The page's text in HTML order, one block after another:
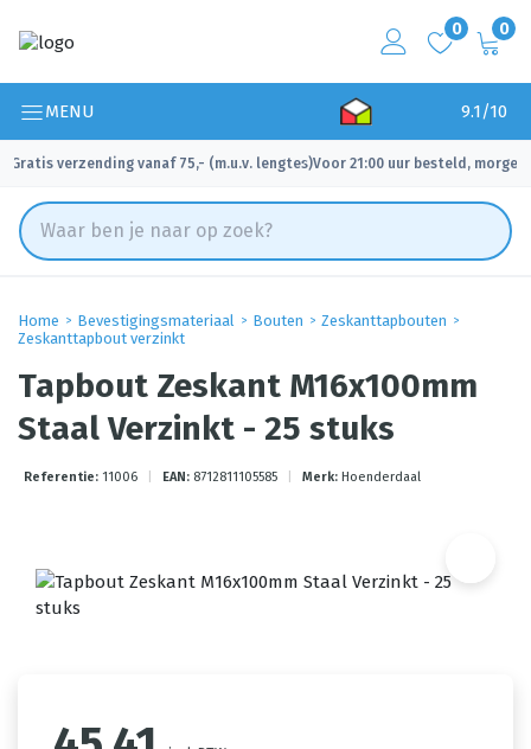
0 0
MENU 9.1/10
Gratis verzending vanaf 75,- (m.u.v. lengtes)
✓ Voor 21:00 uur besteld, morgen
Home Bevestigingsmateriaal Bouten
Zeskanttapbouten
Zeskanttapbout verzinkt
Tapbout Zeskant M16x100mm
Staal Verzinkt - 25 stuks
Referentie: 11006 EAN: 8712811105585 Merk: Hoenderdaal